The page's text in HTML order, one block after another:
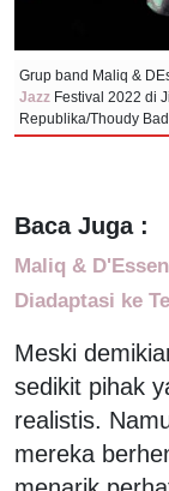
Grup band Maliq &
Jazz Festival 2022 di
Republika/Thoudy
Baca Juga :
Maliq &
Diadaptasi ke
Meski
sedikit pihak
realistis.
mereka